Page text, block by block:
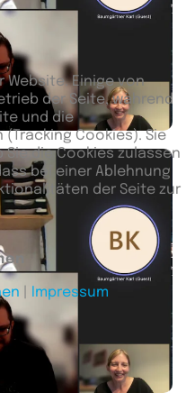
Website. Einige von
der Seite, während
und die
Cookies). Sie
die Cookies zulassen
bei einer Ablehnung
der Seite zur
Impressum